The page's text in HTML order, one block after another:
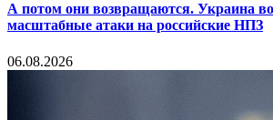
А потом они возвращаются. Украина
масштабные атаки на российские НПЗ
06.08.2026